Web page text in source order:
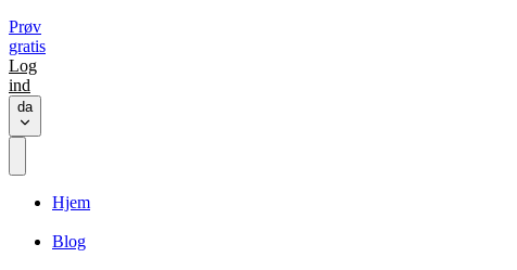
Prøv
gratis
Log
ind
da
Hjem
Blog